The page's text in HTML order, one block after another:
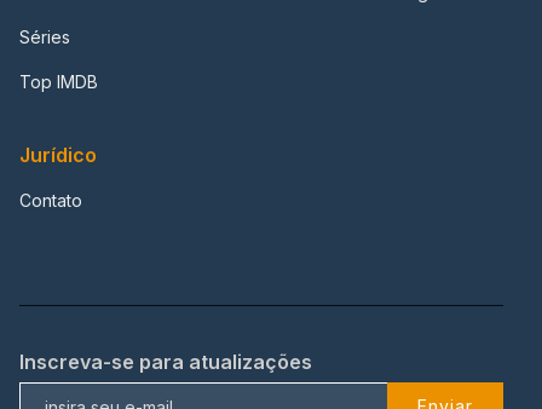
Séries
Top IMDB
Jurídico
Contato
Inscreva-se para atualizações